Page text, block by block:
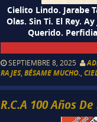
Cielito Lindo. Jarabe
Olas. Sin Ti. El Rey.
Querido.
SEPTIEMBRE 8, 2025
RAJES,BÉSAME MUCHO. ,
R.C.A 100 Años